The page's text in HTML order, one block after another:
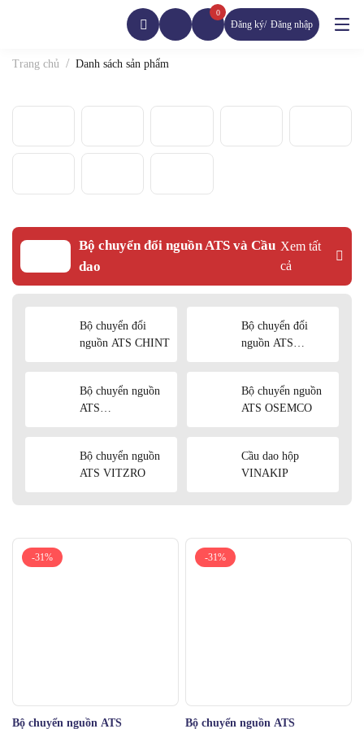
0
Đăng ký Đăng nhập
Trang chủ Danh sách sản phẩm
Bộ chuyển đổi nguồn ATS và Cầu
dao
Xem tất
cả
Bộ chuyển đổi
nguồn ATS CHINT
Bộ chuyển đổi
nguồn ATS
Bộ chuyển nguồn
ATS
Bộ chuyển nguồn
ATS OSEMCO
Bộ chuyển nguồn
ATS VITZRO
Cầu dao hộp
VINAKIP
-31%
Bộ chuyển nguồn ATS
-31%
Bộ chuyển nguồn ATS